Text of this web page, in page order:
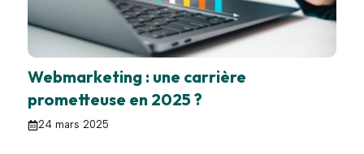
Webmarketing : une carrière
prometteuse en 2025 ?
24 mars 2025